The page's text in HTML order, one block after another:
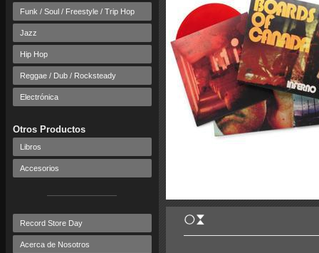
Funk / Soul / Freestyle / Trip Hop
Jazz
Hip Hop
Reggae / Dub / Rocksteady
Electrónica
Otros Productos
Libros
Accesorios
Record Store Day
Acerca de Nosotros